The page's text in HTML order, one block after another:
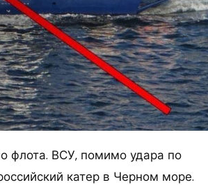
флота. ВСУ, помимо удара по
катер в Черном море.